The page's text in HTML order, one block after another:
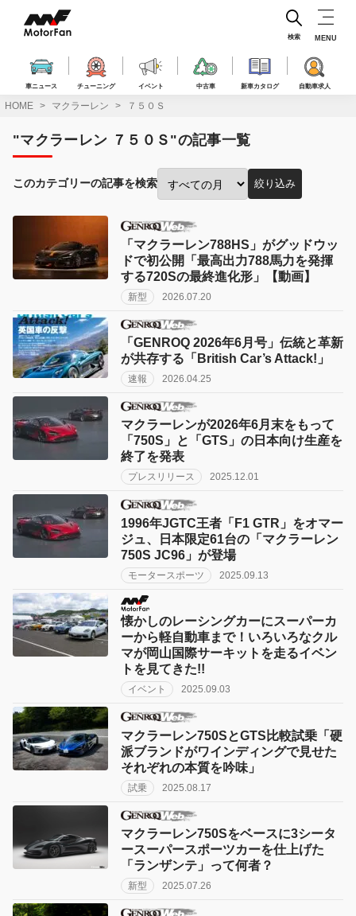
ス
車ニュース チューニング イベント 中古車 新車カタログ 自動車求人
検索 MENU
HOME マクラーレン ７５０Ｓ
"マクラーレン ７５０Ｓ"の記事一覧
このカテゴリーの記事を検索
投
月
り
絞り込み
「マクラーレン788HS」がグッドウッ
ドで初公開「最高出力788馬力を発揮
する720Sの最終進化形」【動画】
新型 2026.07.20
「GENROQ 2026年6月号」伝統と革新
が共存する「British Car’s Attack!」
速報 2026.04.25
マクラーレンが2026年6月末をもって
「750S」と「GTS」の日本向け生産を
終了を発表
プレスリリース 2025.12.01
1996年JGTC王者「F1 GTR」をオマー
ジュ、日本限定61台の「マクラーレン
750S JC96」が登場
モータースポーツ 2025.09.13
懐かしのレーシングカーにスーパーカ
ーから軽自動車まで！いろいろなクル
マが岡山国際サーキットを走るイベン
トを見てきた!!
イベント 2025.09.03
マクラーレン750SとGTS比較試乗「硬
派ブランドがワインディングで見せた
それぞれの本質を吟味」
試乗 2025.08.17
マクラーレン750Sをベースに3シータ
ースーパースポーツカーを仕上げた
「ランザンテ」って何者？
新型 2025.07.26